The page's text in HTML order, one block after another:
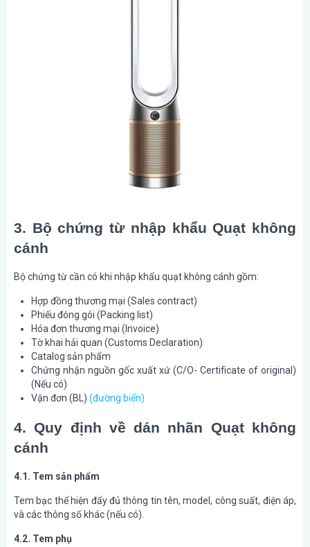
3. Bộ chứng từ nhập khẩu Quạt không
cánh
Bộ chứng từ cần có khi nhập khẩu quạt không cánh gồm:
Hợp đồng thương mại (Sales contract)
Phiếu đóng gói (Packing list)
Hóa đơn thương mại (Invoice)
Tờ khai hải quan (Customs Declaration)
Catalog sản phẩm
Chứng nhận nguồn gốc xuất xứ (C/O- Certificate of original)
(Nếu có)
Vận đơn (BL) (đường biển)
4. Quy định về dán nhãn Quạt không
cánh
4.1. Tem sản phẩm
Tem bạc thể hiện đẩy đủ thông tin tên, model, công suất, điện áp,
và các thông số khác (nếu có).
4.2. Tem phụ